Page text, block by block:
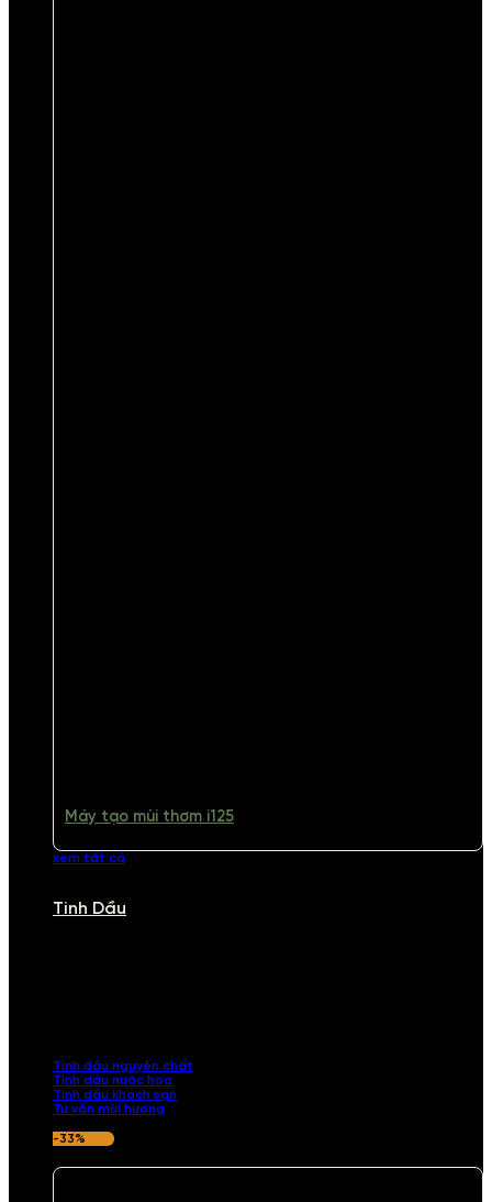
Máy tạo mùi thơm i125
xem tất cả
Tinh Dầu
Tinh dầu nguyên chất
Tinh dầu nước hoa
Tinh dầu khách sạn
Tư vấn mùi hương
-33%